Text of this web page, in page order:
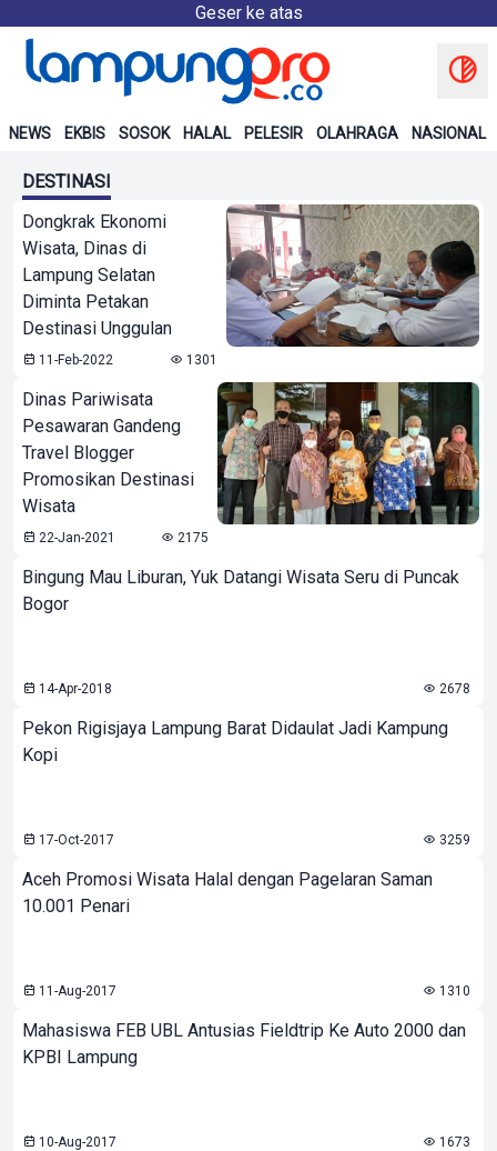
Geser ke atas
NEWS EKBIS SOSOK HALAL PELESIR OLAHRAGA NASIONAL
DESTINASI
Dongkrak Ekonomi
Wisata, Dinas di
Lampung Selatan
Diminta Petakan
Destinasi Unggulan
11-Feb-2022 1301
Dinas Pariwisata
Pesawaran Gandeng
Travel Blogger
Promosikan Destinasi
Wisata
22-Jan-2021 2175
Bingung Mau Liburan, Yuk Datangi Wisata Seru di Puncak
Bogor
14-Apr-2018 2678
Pekon Rigisjaya Lampung Barat Didaulat Jadi Kampung
Kopi
17-Oct-2017 3259
Aceh Promosi Wisata Halal dengan Pagelaran Saman
10.001 Penari
11-Aug-2017 1310
Mahasiswa FEB UBL Antusias Fieldtrip Ke Auto 2000 dan
KPBI Lampung
10-Aug-2017 1673